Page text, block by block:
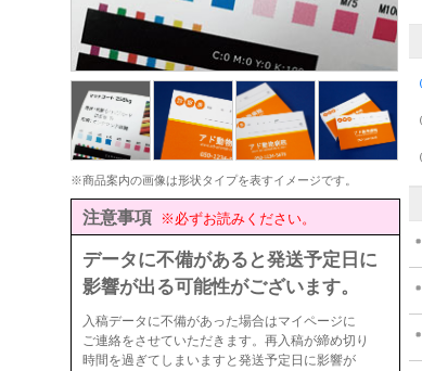
※商品案内の画像は形状タイプを表すイメージです。
注意事項 ※必ずお読みください。
データに不備があると発送予定日に
影響が出る可能性がございます。
入稿データに不備があった場合はマイページに
ご連絡をさせていただきます。再入稿が締め切り
時間を過ぎてしまいますと発送予定日に影響が